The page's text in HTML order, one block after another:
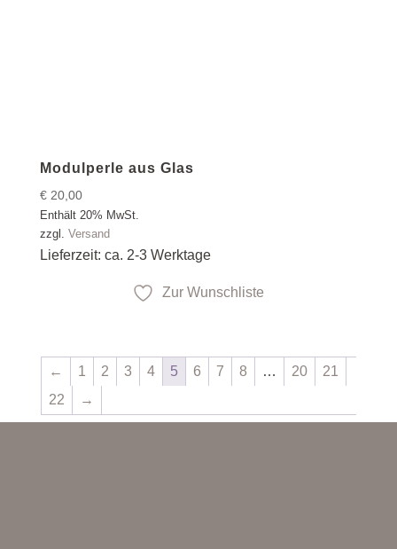
Modulperle aus Glas
€20,00
Enthält 20% MwSt.
zzgl. Versand
Lieferzeit: ca. 2-3 Werktage
Zur Wunschliste
← 1 2 3 4 5 6 7 8 … 20
21
22
→